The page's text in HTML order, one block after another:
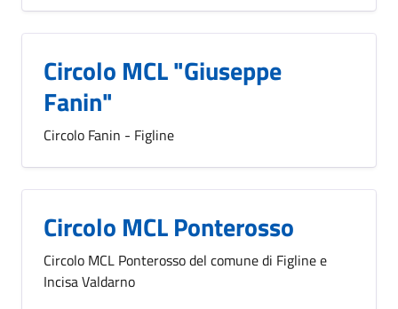
Circolo MCL "Giuseppe
Fanin"
Circolo Fanin - Figline
Circolo MCL Ponterosso
Circolo MCL Ponterosso del comune di Figline e
Incisa Valdarno